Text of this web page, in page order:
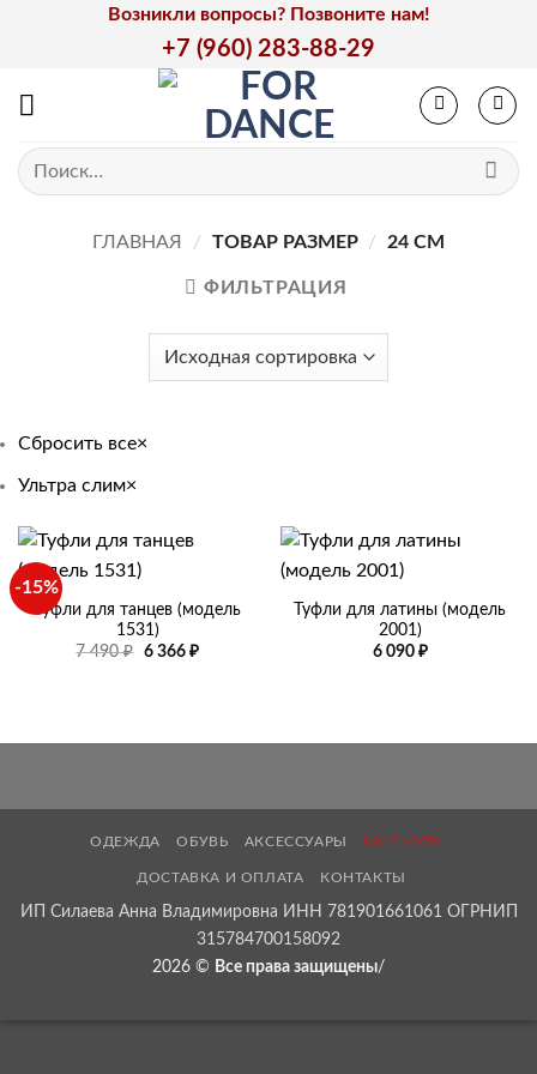
Возникли вопросы? Позвоните нам!
+7 (960) 283-88-29
Искать:
ГЛАВНАЯ / ТОВАР РАЗМЕР / 24 СМ
ФИЛЬТРАЦИЯ
Сбросить все×
Ультра слим×
-15%
Туфли для танцев (модель
1531)
7 490₽
Первоначальная
6 366 ₽Текущая
Туфли для латины (модель
2001)
6 090 ₽
ОДЕЖДА ОБУВЬ АКСЕССУАРЫ SALE -30%
ДОСТАВКА И ОПЛАТА КОНТАКТЫ
ИП Силаева Анна Владимировна ИНН 781901661061 ОГРНИП
315784700158092
2026 © Все права защищены/